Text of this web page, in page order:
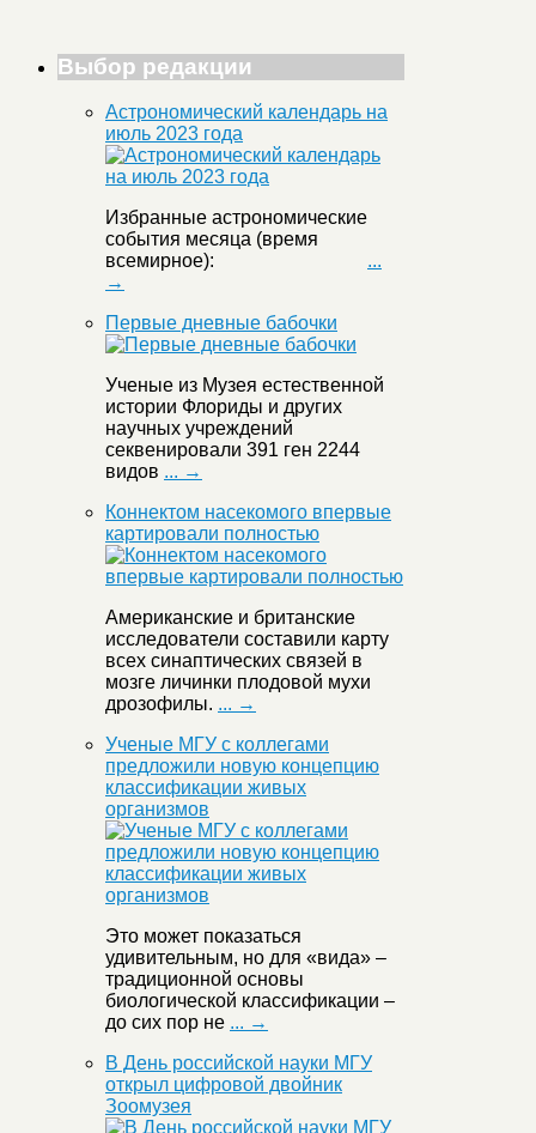
Выбор редакции
Астрономический календарь на
июль 2023 года
Избранные астрономические
события месяца (время
всемирное): ...
→
Первые дневные бабочки
Ученые из Музея естественной
истории Флориды и других
научных учреждений
секвенировали 391 ген 2244
видов ... →
Коннектом насекомого впервые
картировали полностью
Американские и британские
исследователи составили карту
всех синаптических связей в
мозге личинки плодовой мухи
дрозофилы. ... →
Ученые МГУ с коллегами
предложили новую концепцию
классификации живых
организмов
Это может показаться
удивительным, но для «вида» –
традиционной основы
биологической классификации –
до сих пор не ... →
В День российской науки МГУ
открыл цифровой двойник
Зоомузея